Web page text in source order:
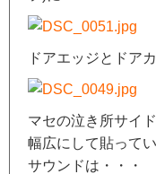
ドアエッジとドア
マセの泣き所サイ
幅広にして貼って
サウンドは・・・